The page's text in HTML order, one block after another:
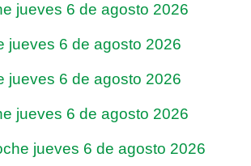
jueves 6 de agosto 2026
jueves 6 de agosto 2026
jueves 6 de agosto 2026
jueves 6 de agosto 2026
jueves 6 de agosto 2026